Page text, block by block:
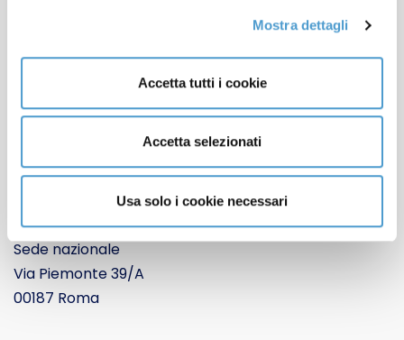
Mostra dettagli
Accetta tutti i cookie
Accetta selezionati
Usa solo i cookie necessari
CONTATTACI
Movimento Consumatori APS
Sede nazionale
Via Piemonte 39/A
00187 Roma